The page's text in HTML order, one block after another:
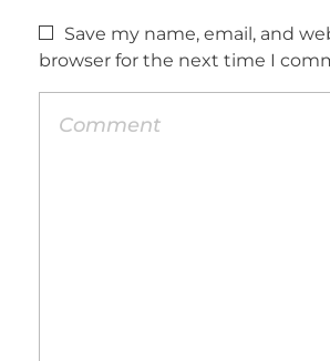
Save my name, email, and
browser for the next time I